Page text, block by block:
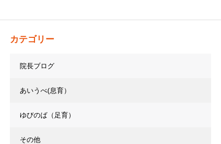
カテゴリー
院長ブログ
あいうべ(息育）
ゆびのば（足育）
その他